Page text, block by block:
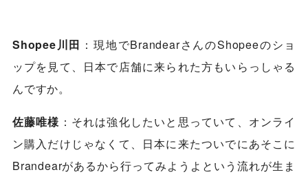
Shopee川田 ：現地でBrandearさんのShopeeのショ
ップを見て、日本で店舗に来られた方もいらっしゃる
んですか。
佐藤唯様 ：それは強化したいと思っていて、オンライ
ン購入だけじゃなくて、日本に来たついでにあそこに
Brandearがあるから行ってみようよという流れが生ま